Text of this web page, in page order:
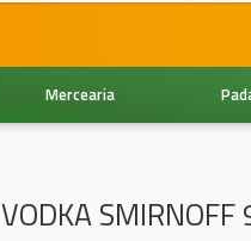
Mercearia
VODKA